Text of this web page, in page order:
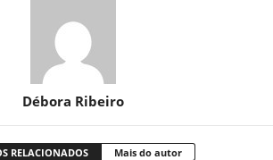
Débora Ribeiro
RELACIONADOS Mais do autor